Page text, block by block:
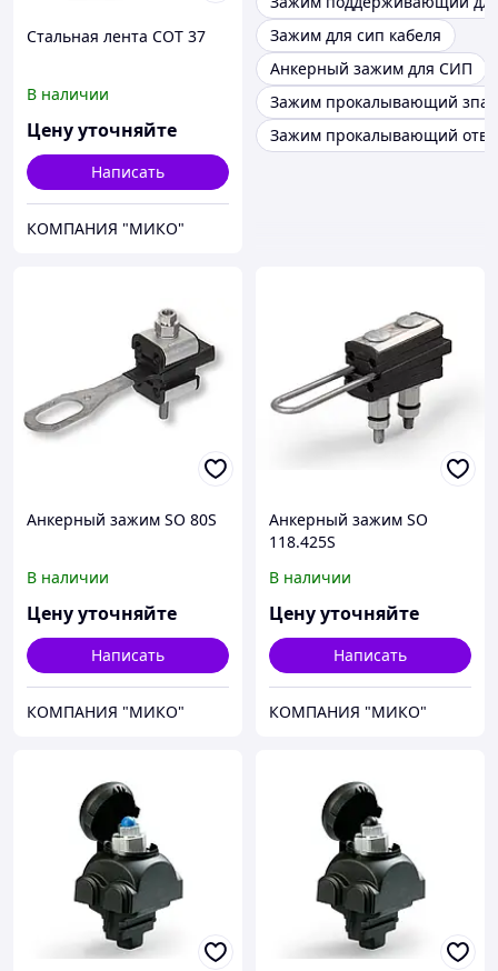
Стальная лента СОТ 37
В наличии
Цену уточняйте
Написать
КОМПАНИЯ "МИКО"
Зажим для сип кабеля
Анкерный зажим для СИП
Зажим прокалывающий зпа
Зажим прокалывающий
Анкерный зажим SO 80S
В наличии
Цену уточняйте
Написать
КОМПАНИЯ "МИКО"
Анкерный зажим SO
118.425S
В наличии
Цену уточняйте
Написать
КОМПАНИЯ "МИКО"